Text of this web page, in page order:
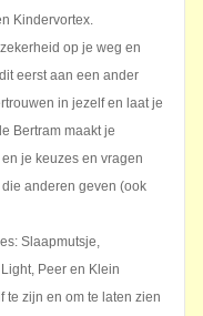
Kindervortex.
op je weg en
eerst aan een ander
in jezelf en laat je
Bertram maakt je
je keuzes en vragen
anderen geven (ook
Slaapmutsje,
Peer en Klein
te zijn en om te laten zien